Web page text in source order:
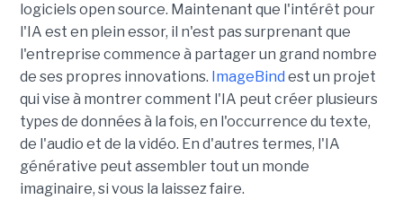
logiciels open source. Maintenant que l'intérêt pour
l'IA est en plein essor, il n'est pas surprenant que
l'entreprise commence à partager un grand nombre
de ses propres innovations. ImageBind est un projet
qui vise à montrer comment l'IA peut créer plusieurs
types de données à la fois, en l'occurrence du texte,
de l'audio et de la vidéo. En d'autres termes, l'IA
générative peut assembler tout un monde
imaginaire, si vous la laissez faire.